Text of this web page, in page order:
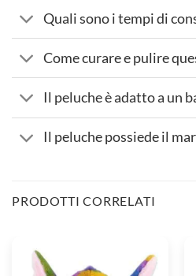
Quali sono i tempi di
Come curare e pulire
Il peluche è adatto a un
Il peluche possiede il
PRODOTTI CORRELATI
Stitch